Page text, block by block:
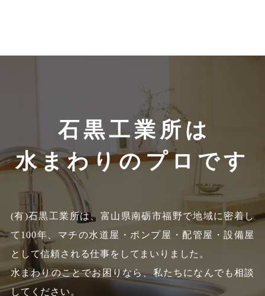
石黒工業所は
水まわりのプロです
(有)石黒工業所は、富山県南砺市福野で地域に密着し
て100年、 マチの水道屋・ポンプ屋・配管屋・設備屋
として信頼される仕事をしてまいりました。
水まわりのことでお困りなら、私たちになんでも相談
してください。